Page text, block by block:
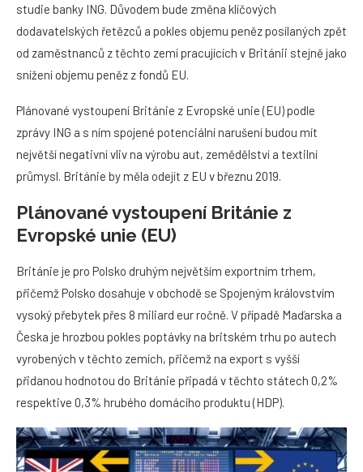
studie banky ING. Důvodem bude změna klíčových
dodavatelských řetězců a pokles objemu peněz posílaných zpět
od zaměstnanců z těchto zemí pracujících v Británii stejně jako
snížení objemu peněz z fondů EU.
Plánované vystoupení Británie z Evropské unie (EU) podle
zprávy ING a s ním spojené potenciální narušení budou mít
největší negativní vliv na výrobu aut, zemědělství a textilní
průmysl. Británie by měla odejít z EU v březnu 2019.
Plánované vystoupení Británie z
Evropské unie (EU)
Británie je pro Polsko druhým největším exportním trhem,
přičemž Polsko dosahuje v obchodě se Spojeným královstvím
vysoký přebytek přes 8 miliard eur ročně. V případě Maďarska a
Česka je hrozbou pokles poptávky na britském trhu po autech
vyrobených v těchto zemích, přičemž na export s vyšší
přidanou hodnotou do Británie připadá v těchto státech 0,2%
respektive 0,3% hrubého domácího produktu (HDP).